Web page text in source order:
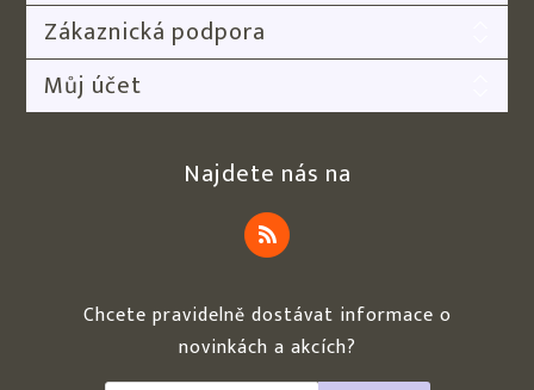
Zákaznická podpora
Můj účet
Najdete nás na
Chcete pravidelně dostávat informace o
novinkách a akcích?